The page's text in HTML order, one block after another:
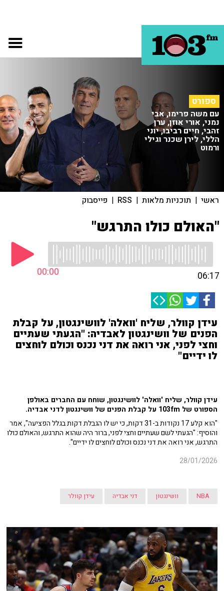
ספורט
עם משה פרימו, אבי
נמני, אורי אוזן, ערן
זהבי, חיים רביבו, יוני
הללי, לירן שכנר וגילי
ורמוט
ראשי | תוכניות מלאות |
RSS
| פייסבוק
"האולם כולו התרגש"
00:00 06:17
עידן קוולר, שליח 'וואלה' לוושינגטון, על קבלת
הפנים של וושינגטון לאבדיה: "הגעתי שעתיים
וחצי לפני, אני רואה את דני נכנס וכולם לוחצים
לו ידיים"
עידן קוולר, שליח 'וואלה' לוושינגטון, שוחח עם החברים באולפן
הספורט של 103fm על קבלת הפנים של וושינגטון לדני אבדיה.
"הוא קלע 17 נקודות ב-31 דקות, כי יש לו הגבלת דקות בגלל הפציעה", אמר
והוסיף: "הגעתי לשם שעתיים וחצי לפני, ברור היה שהוא התרגש, והאולם כולו
התרגש, אני רואה את דני נכנס וכולם לוחצים לו ידיים".
28/01/2026
NBA וושינגטון דני אבדיה עידן קוולר